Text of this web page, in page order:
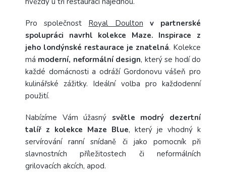
Pro společnost Royal Doulton
v partnerské
spolupráci navrhl kolekce Maze. Inspirace z
jeho londýnské restaurace je znatelná. Kolekce
má moderní, neformální design, který se hodí do
každé domácnosti a odráží Gordonovu vášeň pro
kulinářské zážitky. Ideální volba pro každodenní
použití.
Nabízíme Vám úžasný světle modrý dezertní
talíř z kolekce Maze Blue, který je vhodný k
servírování ranní snídaně či jako pomocník při
slavnostních příležitostech či neformálních
grilovacích akcích, apod.